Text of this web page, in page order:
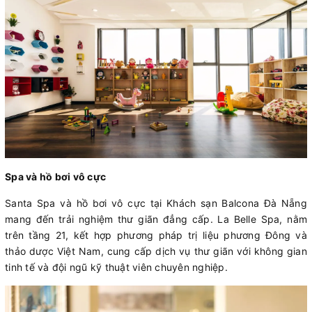
Spa và hồ bơi vô cực
Santa Spa và hồ bơi vô cực tại Khách sạn Balcona Đà Nẵng
mang đến trải nghiệm thư giãn đẳng cấp. La Belle Spa, nằm
trên tầng 21, kết hợp phương pháp trị liệu phương Đông và
thảo dược Việt Nam, cung cấp dịch vụ thư giãn với không gian
tinh tế và đội ngũ kỹ thuật viên chuyên nghiệp.